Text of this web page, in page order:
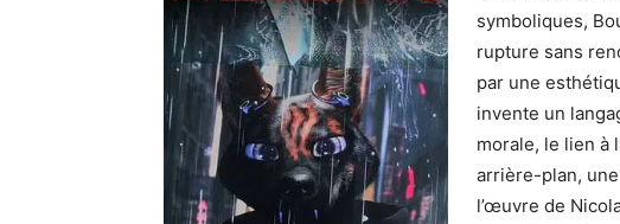
symboliques,
rupture sans
par une
invente un
morale, le lien à
arrière-plan,
l’œuvre de